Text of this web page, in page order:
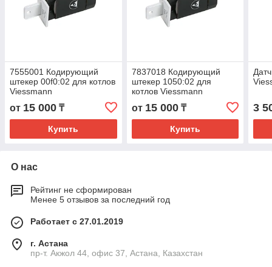
7555001 Кодирующий
штекер 00f0:02 для котлов
Viessmann
от 15 000 ₸
Купить
7837018 Кодирующий
штекер 1050:02 для
котлов Viessmann
от 15 000₸
Купить
3
О нас
Рейтинг не сформирован
Менее 5 отзывов за последний год
Работает с 27.01.2019
г. Астана
пр-т. Акжол 44, офис 37, Астана, Казахстан